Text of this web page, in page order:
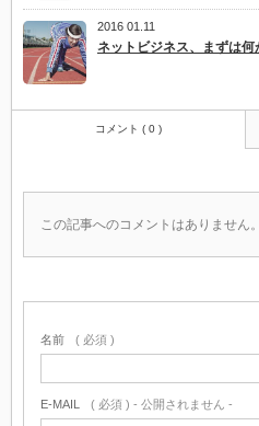
2016 01.11
ネットビジネス、まずは
コメント ( 0 )
この記事へのコメントはありません。
名前 ( 必須 )
E-MAIL ( 必須 ) - 公開されません -